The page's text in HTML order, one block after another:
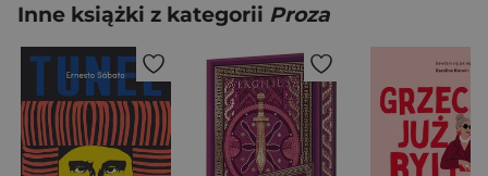
Inne książki z kategorii Proza